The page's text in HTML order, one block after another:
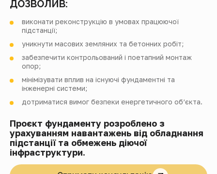
ДОЗВОЛИВ:
виконати реконструкцію в умовах працюючої
підстанції;
уникнути масових земляних та бетонних робіт;
забезпечити контрольований і поетапний монтаж
опор;
мінімізувати вплив на існуючі фундаментні та
інженерні системи;
дотриматися вимог безпеки енергетичного об’єкта.
Проєкт фундаменту розроблено з
урахуванням навантажень від обладнання
підстанції та обмежень діючої
інфраструктури.